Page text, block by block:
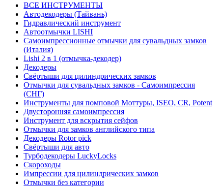
ВСЕ ИНСТРУМЕНТЫ
Автодекодеры (Тайвань)
Гидравлический инструмент
Автоотмычки LISHI
Самоимпрессионные отмычки для сувальдных замков
(Италия)
Lishi 2 в 1 (отмычка-декодер)
Декодеры
Свёртыши для цилиндрических замков
Отмычки для сувальдных замков - Самоимпрессия
(СНГ)
Инструменты для помповой Моттуры, ISEO, CR, Potent
Двусторонняя самоимпрессия
Инструмент для вскрытия сейфов
Отмычки для замков английского типа
Декодеры Rotor pick
Свёртыши для авто
Турбодекодеры LuckyLocks
Скороходы
Импрессии для цилиндрических замков
Отмычки без категории